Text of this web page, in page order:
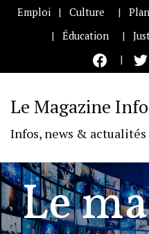
Emploi Culture
Éducation
Le Magazine Info
Infos, news & actualités
Le